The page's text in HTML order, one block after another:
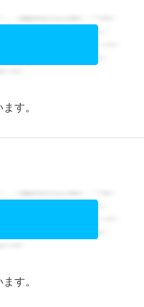
す。
す。